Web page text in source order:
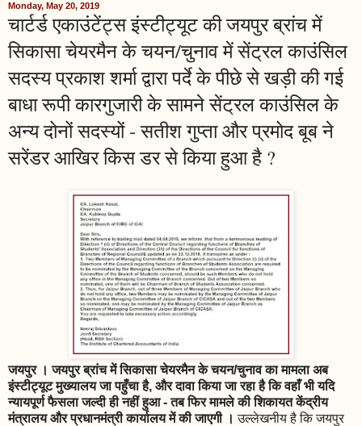
Monday, May 20, 2019
चार्टर्ड एकाउंटेंट्स इंस्टीट्यूट की जयपुर ब्रांच में
सिकासा चेयरमैन के चयन/चुनाव में सेंट्रल काउंसिल
सदस्य प्रकाश शर्मा द्वारा पर्दे के पीछे से खड़ी की गई
बाधा रूपी कारगुजारी के सामने सेंट्रल काउंसिल के
अन्य दोनों सदस्यों - सतीश गुप्ता और प्रमोद बूब ने
सरेंडर आखिर किस डर से किया हुआ है ?
जयपुर । जयपुर ब्रांच में सिकासा चेयरमैन के चयन/चुनाव का मामला अब
इंस्टीट्यूट मुख्यालय जा पहुँचा है, और दावा किया जा रहा है कि वहाँ भी यदि
न्यायपूर्ण फैसला जल्दी ही नहीं हुआ - तब फिर मामले की शिकायत केंद्रीय
मंत्रालय और प्रधानमंत्री कार्यालय में की जाएगी । उल्लेखनीय है कि जयपुर